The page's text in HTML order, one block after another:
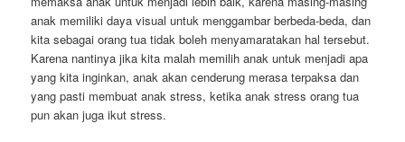
anak memiliki daya visual untuk menggambar berbeda-beda, dan
kita sebagai orang tua tidak boleh menyamaratakan hal tersebut.
Karena nantinya jika kita malah memilih anak untuk menjadi apa
yang kita inginkan, anak akan cenderung merasa terpaksa dan
yang pasti membuat anak stress, ketika anak stress orang tua
pun akan juga ikut stress.